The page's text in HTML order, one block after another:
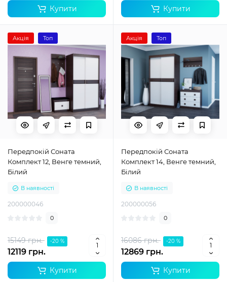
Купити Купити
Акція Топ
Передпокій Соната
Комплект 12, Венге темний,
Білий
В наявності
200000046
0
15149 грн. -20 %
12119 грн.
Купити
Акція Топ
Передпокій Соната
Комплект 14, Венге темний,
Білий
В наявності
200000056
0
16086 грн. -20 %
12869 грн.
Купити